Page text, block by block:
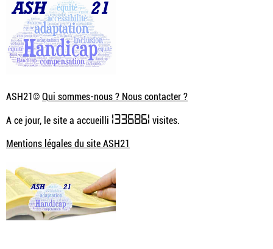
ASH21©Qui sommes-nous ? Nous contacter ?
A ce jour, le site a accueilli 1336861 visites.
Mentions légales du site ASH21